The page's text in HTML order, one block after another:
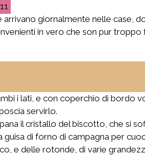
11
giornalmente nelle case,
in vero che son pur troppo
i lati, e con coperchio di bordo
servirlo.
il cristallo del biscotto, che si
di forno di campagna per
e delle rotonde, di varie